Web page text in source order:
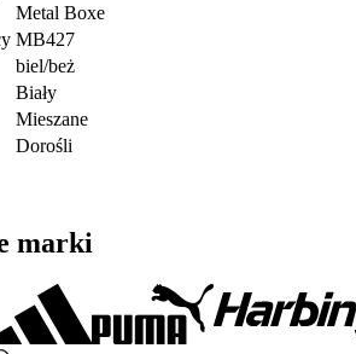
Metal Boxe
MB427
biel/beż
Biały
Mieszane
Dorośli
marki